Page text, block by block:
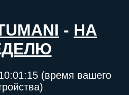
- НА
(время вашего